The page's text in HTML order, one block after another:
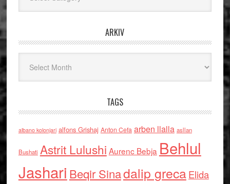
ARKIV
TAGS
albano kolonjari alfons Grishaj Anton Cefa arben llalla asllan
Bushati Astrit Lulushi Aurenc Bebja Behlul
Jashari Beqir Sinadalip grecaElida